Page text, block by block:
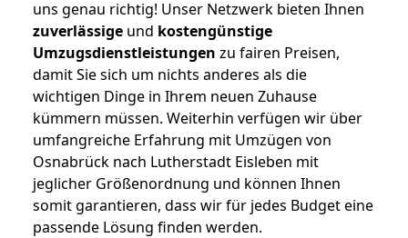
uns genau richtig! Unser Netzwerk bieten Ihnen
zuverlässige und kostengünstige
Umzugsdienstleistungen zu fairen Preisen,
damit Sie sich um nichts anderes als die
wichtigen Dinge in Ihrem neuen Zuhause
kümmern müssen. Weiterhin verfügen wir über
umfangreiche Erfahrung mit Umzügen von
Osnabrück nach Lutherstadt Eisleben mit
jeglicher Größenordnung und können Ihnen
somit garantieren, dass wir für jedes Budget eine
passende Lösung finden werden.